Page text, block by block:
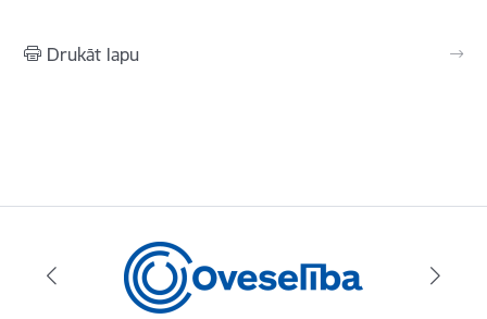
Drukāt lapu